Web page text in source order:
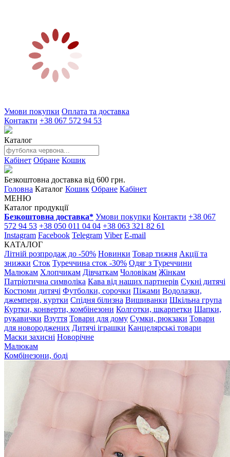
Умови покупки Оплата та доставка
Контакти +38 067 572 94 53
Каталог
Кабінет Обране Кошик
Безкоштовна доставка від 600 грн.
Головна Каталог Кошик Обране Кабінет
МЕНЮ
Каталог продукції
Безкоштовна доставка* Умови покупки Контакти +38 067
572 94 53 +38 050 011 04 04 +38 063 321 82 61
Instagram Facebook Telegram Viber E-mail
КАТАЛОГ
Літній розпродаж до -50% Новинки Товар тижня Акції та
знижки Сток Туреччина сток -30% Одяг з Туреччини
Малюкам Хлопчикам Дівчаткам Чоловікам Жінкам
Патріотична символіка Кава від наших партнерів Сукні дитячі
Костюми дитячі Футболки, сорочки Піжами Водолазки,
джемпери, куртки Спідня білизна Вишиванки Шкільна група
Куртки, конверти, комбінезони Колготки, шкарпетки Шапки,
рукавички Взуття Товари для дому Сумки, рюкзаки Товари
для новороджених Дитячі іграшки Канцелярські товари
Маски захисні Новорічне
Малюкам
Комбінезони, боді